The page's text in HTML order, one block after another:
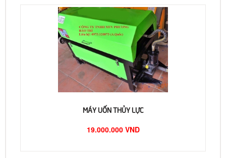
MÁY UỐN THỦY LỰC
19.000.000 VND